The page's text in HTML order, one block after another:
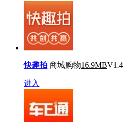
快趣拍 商城购物16.9MB
进入